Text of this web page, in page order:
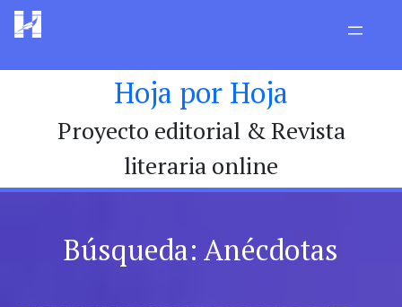
Hoja por Hoja
Proyecto editorial & Revista
literaria online
Búsqueda: Anécdotas